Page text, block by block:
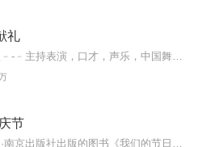
礼
节